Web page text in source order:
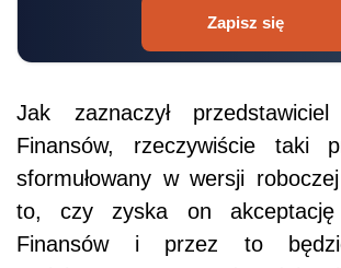
Zapisz się
Jak zaznaczył przedstawiciel
Finansów, rzeczywiście taki
sformułowany w wersji
to, czy zyska on akceptację
Finansów i przez to